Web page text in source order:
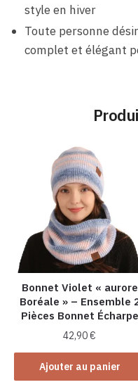
style en hiver
Toute personne
complet et élégant
Bonnet Violet « aurore
Boréale » – Ensemble
Pièces Bonnet Écharpe
42,90€
Ajouter au panier